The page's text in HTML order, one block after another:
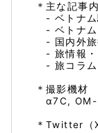
＊主な記事
- ベトナム
- ベトナム
- 国内外旅
- 旅情報・
- 旅コラム
＊撮影機材
α7C, OM-
＊Twitter（